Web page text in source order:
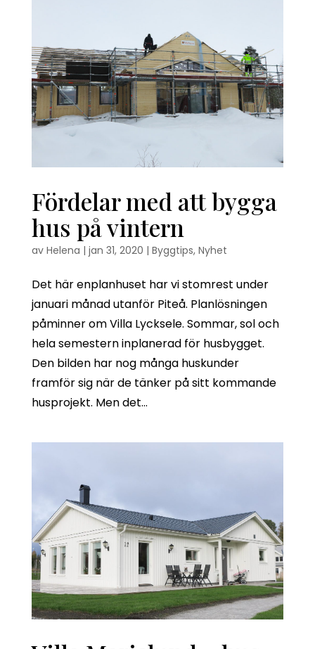
Fördelar med att bygga
hus på vintern
av Helena | jan 31, 2020 | Byggtips, Nyhet
Det här enplanhuset har vi stomrest under
januari månad utanför Piteå. Planlösningen
påminner om Villa Lycksele. Sommar, sol och
hela semestern inplanerad för husbygget.
Den bilden har nog många huskunder
framför sig när de tänker på sitt kommande
husprojekt. Men det...